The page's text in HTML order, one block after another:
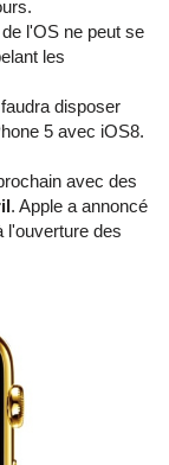
l'OS ne peut se
les
disposer
5 avec iOS8.
avec des
. Apple a annoncé
l'ouverture des